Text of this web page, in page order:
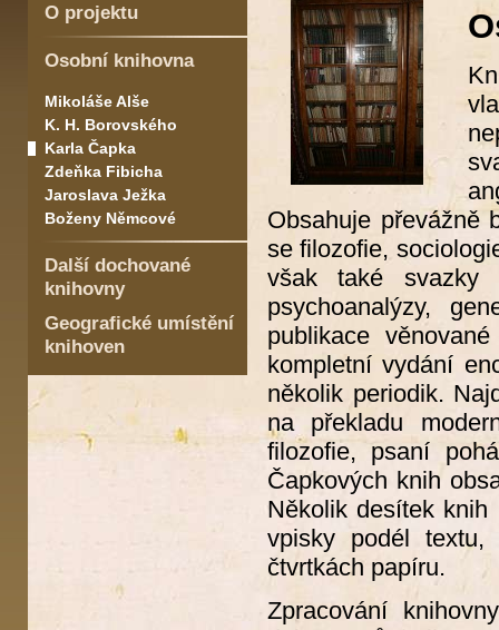
O projektu
Osobní knihovna
Mikoláše Alše
K. H. Borovského
Karla Čapka
Zdeňka Fibicha
Jaroslava Ježka
Boženy Němcové
Další dochované
knihovny
Geografické umístění
knihoven
Obsahuje převážně
se filozofie,
však také svazky
psychoanalýzy,
publikace
kompletní vydání
několik periodik.
na překladu
filozofie, psaní
Čapkových knih
Několik desítek
vpisky podél
čtvrtkách papíru.
Zpracování